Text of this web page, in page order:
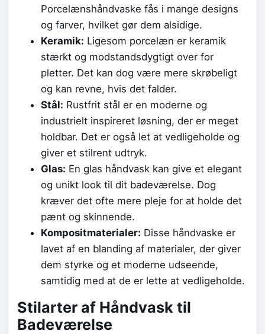
Porcelænshåndvaske fås i mange designs
og farver, hvilket gør dem alsidige.
Keramik: Ligesom porcelæn er keramik
stærkt og modstandsdygtigt over for
pletter. Det kan dog være mere skrøbeligt
og kan revne, hvis det falder.
Stål: Rustfrit stål er en moderne og
industrielt inspireret løsning, der er meget
holdbar. Det er også let at vedligeholde og
giver et stilrent udtryk.
Glas: En glas håndvask kan give et elegant
og unikt look til dit badeværelse. Dog
kræver det ofte mere pleje for at holde det
pænt og skinnende.
Kompositmaterialer: Disse håndvaske er
lavet af en blanding af materialer, der giver
dem styrke og et moderne udseende,
samtidig med at de er lette at vedligeholde.
Stilarter af Håndvask til
Badeværelse